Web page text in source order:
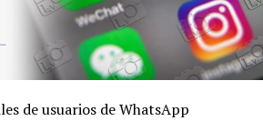
de usuarios de WhatsApp